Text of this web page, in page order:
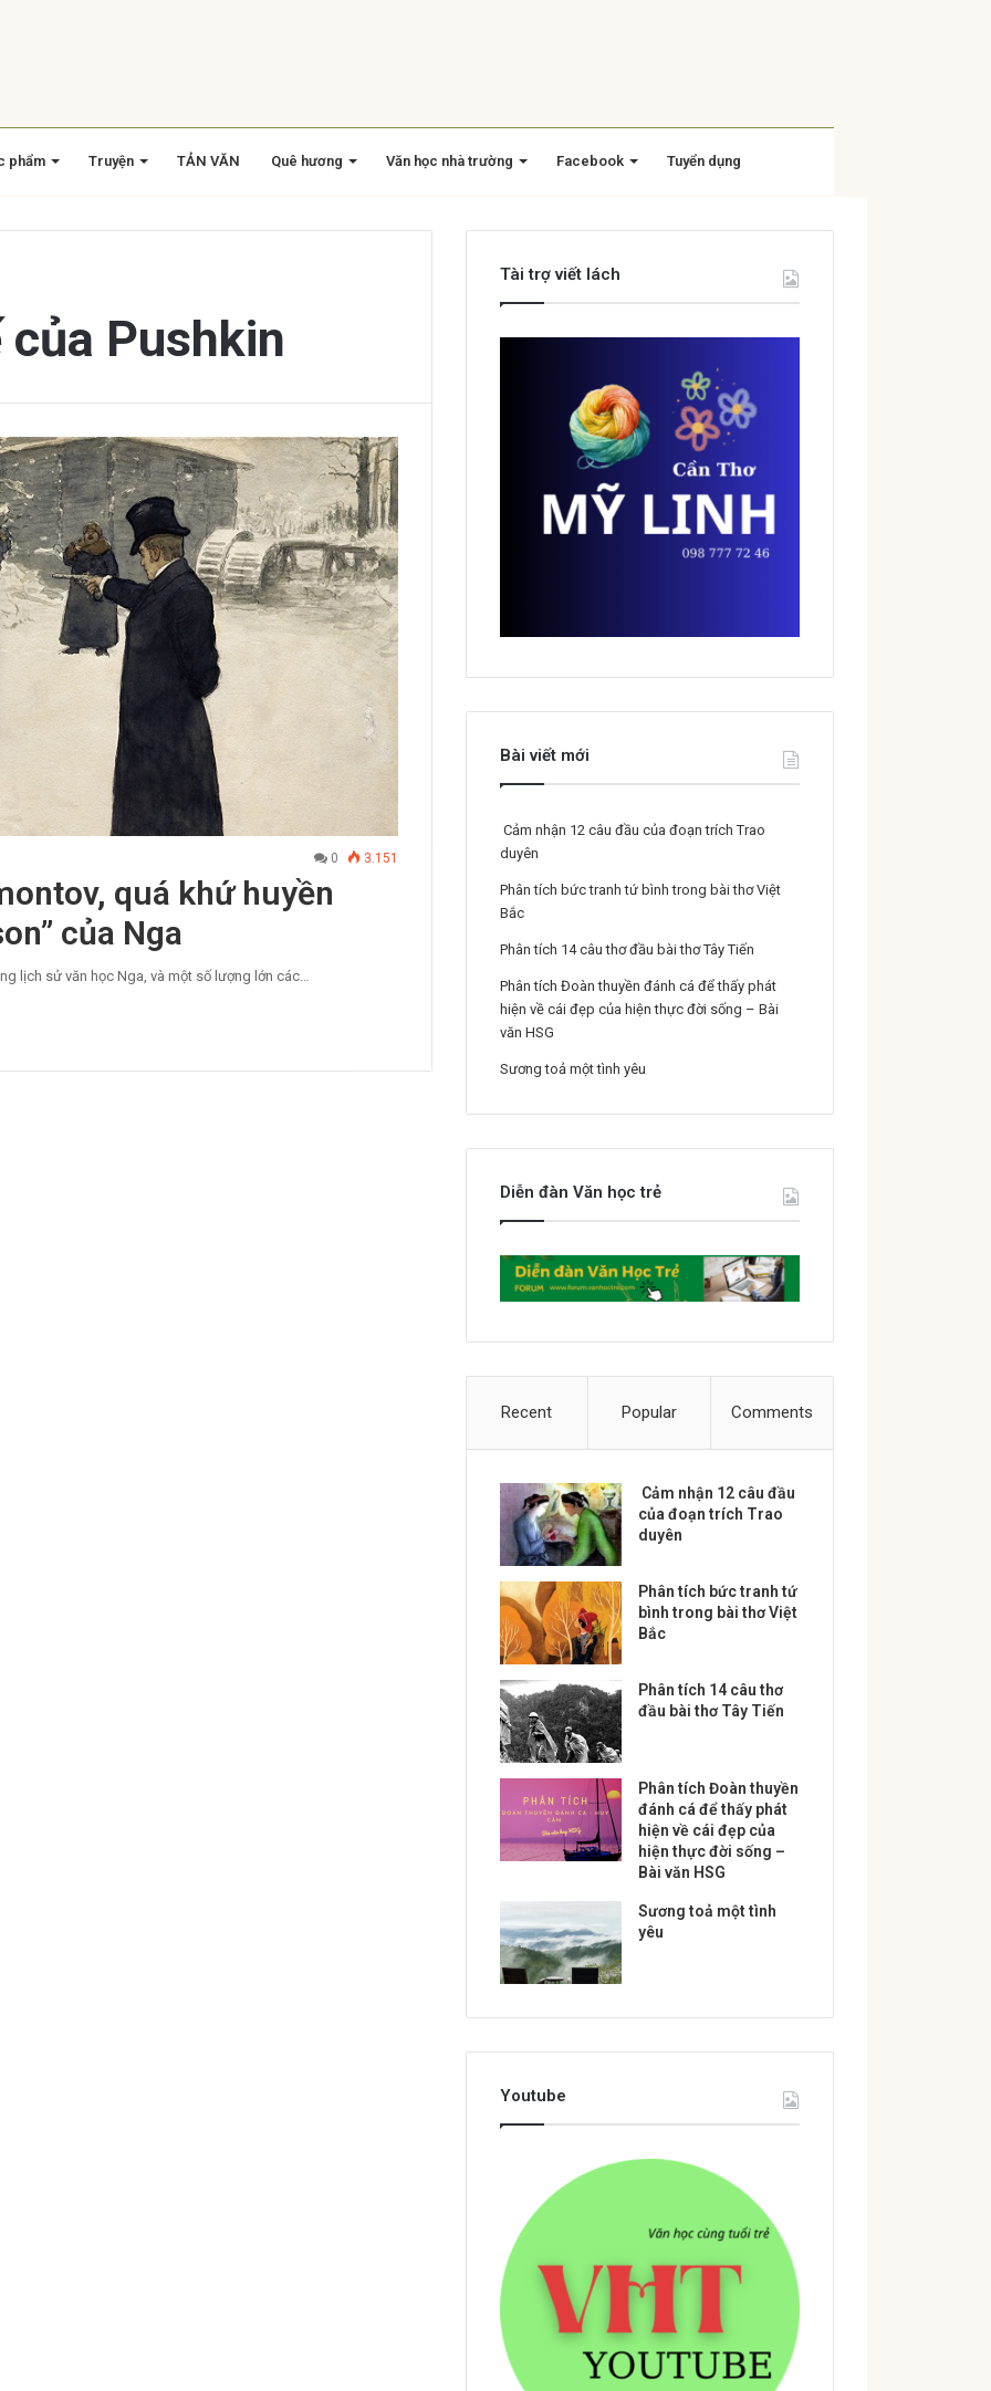
phẩm Truyện TẢN VĂN Quê hương Văn học nhà trường Facebook Tuyển dụng
Pushkin
0 3.151
quá khứ huyền
của Nga
lịch sử văn học Nga, và một số lượng lớn các…
Tài trợ viết lách
Bài viết mới
Cảm nhận 12 câu đầu của đoạn trích Trao
duyên
Phân tích bức tranh tứ bình trong bài thơ Việt
Bắc
Phân tích 14 câu thơ đầu bài thơ Tây Tiến
Phân tích Đoàn thuyền đánh cá để thấy phát
hiện về cái đẹp của hiện thực đời sống – Bài
văn HSG
Sương toả một tình yêu
Diễn đàn Văn học trẻ
Recent Popular Comments
Cảm nhận 12 câu đầu
của đoạn trích Trao
duyên
Phân tích bức tranh tứ
bình trong bài thơ Việt
Bắc
Phân tích 14 câu thơ
đầu bài thơ Tây Tiến
Phân tích Đoàn thuyền
đánh cá để thấy phát
hiện về cái đẹp của
hiện thực đời sống –
Bài văn HSG
Sương toả một tình
yêu
Youtube